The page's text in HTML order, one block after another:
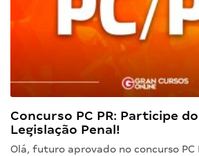
Concurso PC PR: Participe
Legislação Penal!
Olá, futuro aprovado no concurso PC